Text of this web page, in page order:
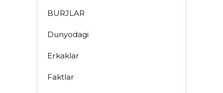
BURJLAR
Dunyodagi
Erkaklar
Faktlar